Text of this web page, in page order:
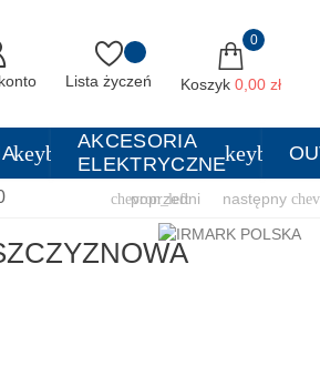
Lista życzeń
0
Koszyk 0,00 zł
keyboard_arrow_down
AKCESORIA
ELEKTRYCZNE
chevron_left
poprzedni następny